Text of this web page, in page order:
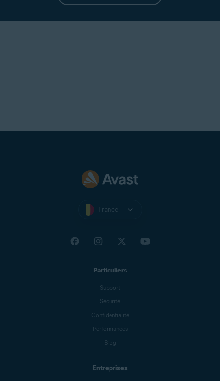
France
Particuliers
Support
Sécurité
Confidentialité
Performances
Blog
Entreprises